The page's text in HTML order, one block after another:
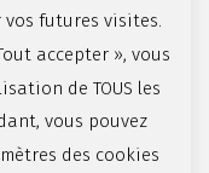
conforme)
vos futures visites.
accepter », vous
de TOUS les
vous pouvez
des cookies